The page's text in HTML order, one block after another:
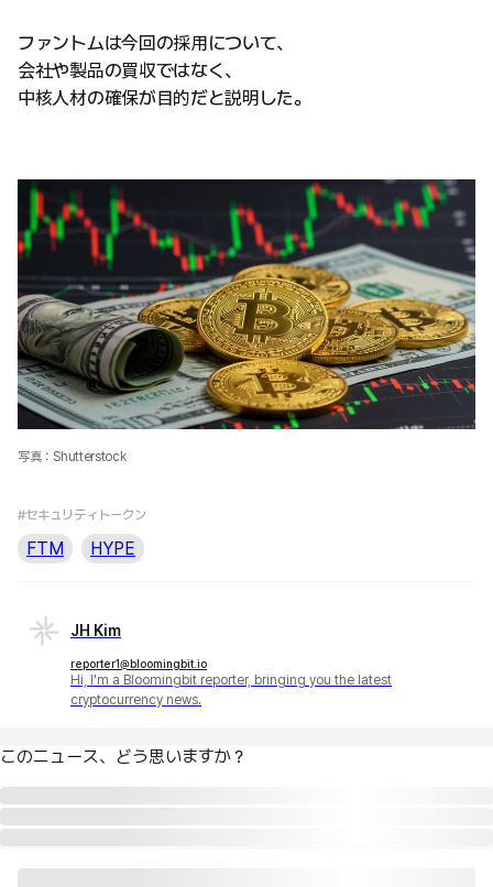
ファントムは今回の採用について、
会社や製品の買収ではなく、
中核人材の確保が目的だと説明した。
写真：Shutterstock
#セキュリティトークン
FTM HYPE
JH Kim
reporter1@bloomingbit.io
Hi, I'm a Bloomingbit reporter, bringing you the latest
cryptocurrency news.
このニュース、どう思いますか？